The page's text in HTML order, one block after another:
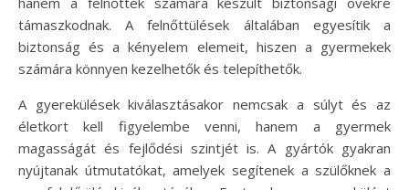
támaszkodnak. A felnőttülések általában egyesítik a
biztonság és a kényelem elemeit, hiszen a gyermekek
számára könnyen kezelhetők és telepíthetők.
A gyerekülések kiválasztásakor nemcsak a súlyt és az
életkort kell figyelembe venni, hanem a gyermek
magasságát és fejlődési szintjét is. A gyártók gyakran
nyújtanak útmutatókat, amelyek segítenek a szülőknek a